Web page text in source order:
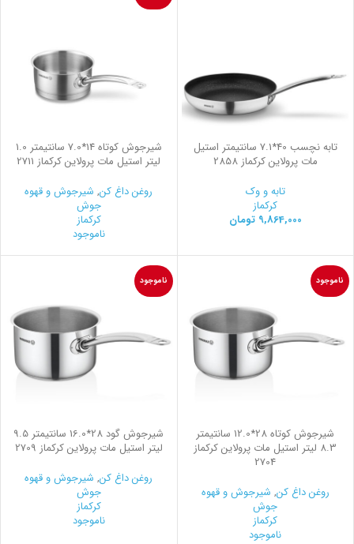
تابه نچسب 40*7.1 سانتیمتر استیل
مات پرولاین کرکماز 2858
تابه و وک
کرکماز
9,864,000 تومان
شیرجوش کوتاه 14*7.0 سانتیمتر 1.0
لیتر استیل مات پرولاین کرکماز 2711
روغن داغ کن, شیرجوش و قهوه
جوش
کرکماز
ناموجود
ناموجود
شیرجوش کوتاه 28*12.0 سانتیمتر
8.3 لیتر استیل مات پرولاین کرکماز
2704
روغن داغ کن, شیرجوش و قهوه
جوش
کرکماز
ناموجود
ناموجود
شیرجوش گود 28*16.0 سانتیمتر 9.5
لیتر استیل مات پرولاین کرکماز 2709
روغن داغ کن, شیرجوش و قهوه
جوش
کرکماز
ناموجود